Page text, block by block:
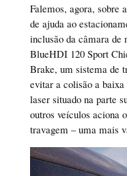
Falemos, agora, sobre
de ajuda ao
inclusão da câmara de
BlueHDI 120 Sport
Brake, um sistema de
evitar a colisão a baixa
laser situado na parte
outros veículos aciona
travagem – uma mais